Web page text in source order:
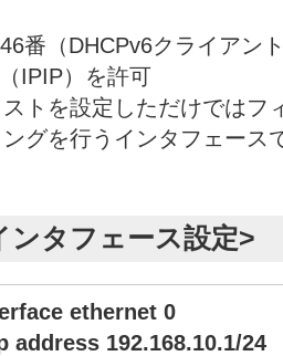
番（DHCPv6クライアン
IPIP）を許可
トを設定しただけではフ
グを行うインタフェース
ンタフェース設定>
ethernet 0
address 192.168.10.1/24